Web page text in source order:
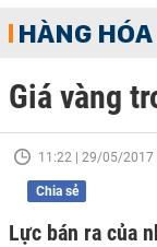
HÀNG HÓA
Giá vàng
11:22 | 29/05/2017
Chia sẻ
Lực bán ra của